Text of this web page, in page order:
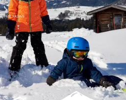
FÜR AKTIVE